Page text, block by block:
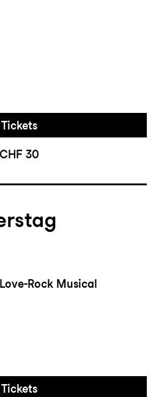
Tickets
CHF 30
Rock Musical
Tickets